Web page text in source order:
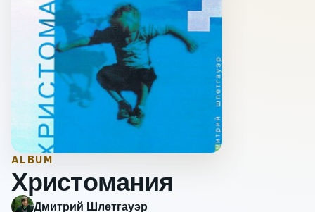
ALBUM
Христомания
Дмитрий Шлетгауэр